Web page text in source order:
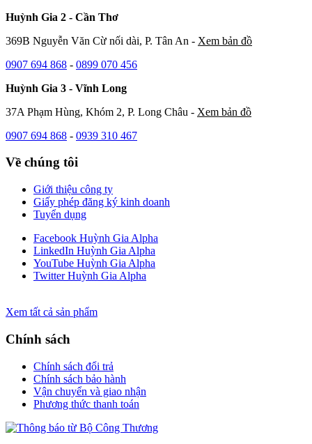
Huỳnh Gia 2 - Cần Thơ
369B Nguyễn Văn Cừ nối dài, P. Tân An - Xem bản đồ
0907 694 868 - 0899 070 456
Huỳnh Gia 3 - Vĩnh Long
37A Phạm Hùng, Khóm 2, P. Long Châu - Xem bản đồ
0907 694 868 - 0939 310 467
Về chúng tôi
Giới thiệu công ty
Giấy phép đăng ký kinh doanh
Tuyển dụng
Facebook Huỳnh Gia Alpha
LinkedIn Huỳnh Gia Alpha
YouTube Huỳnh Gia Alpha
Twitter Huỳnh Gia Alpha
Xem tất cả sản phẩm
Chính sách
Chính sách đổi trả
Chính sách bảo hành
Vận chuyển và giao nhận
Phương thức thanh toán